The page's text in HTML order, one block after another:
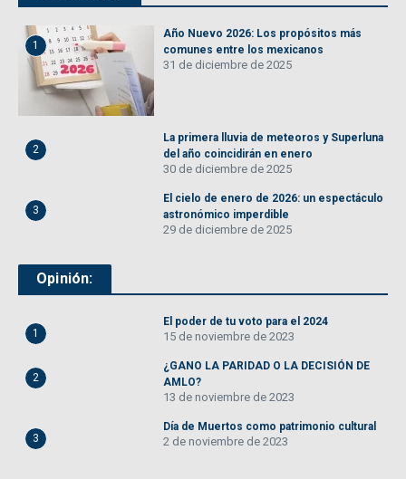
1
Año Nuevo 2026: Los propósitos más
comunes entre los mexicanos
31 de diciembre de 2025
2
La primera lluvia de meteoros y Superluna
del año coincidirán en enero
30 de diciembre de 2025
3
El cielo de enero de 2026: un espectáculo
astronómico imperdible
29 de diciembre de 2025
Opinión:
1
El poder de tu voto para el 2024
15 de noviembre de 2023
2
¿GANO LA PARIDAD O LA DECISIÓN DE
AMLO?
13 de noviembre de 2023
3
Día de Muertos como patrimonio cultural
2 de noviembre de 2023